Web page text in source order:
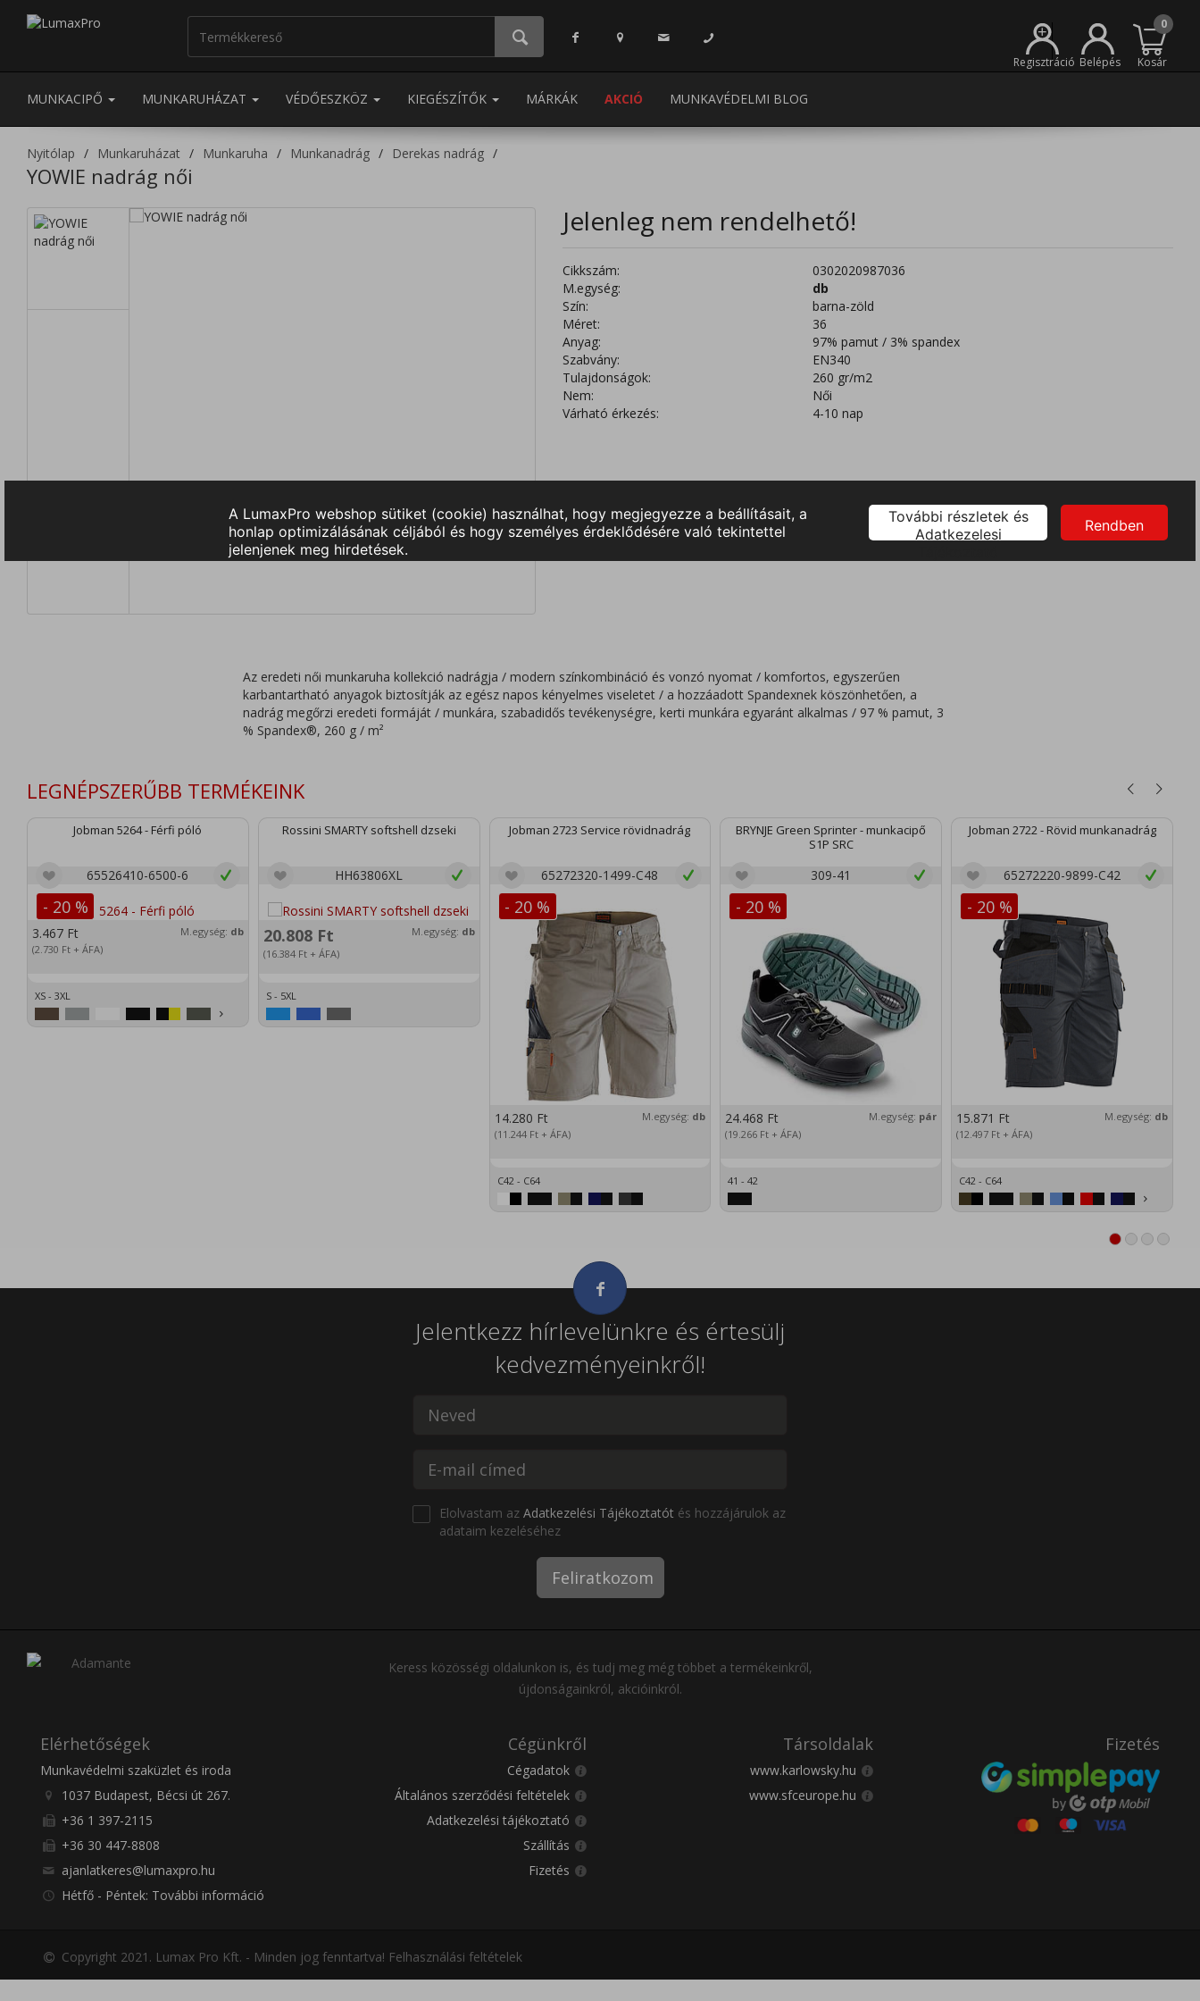
+
Regisztráció Belépés
0
Kosár
MUNKACIPŐ MUNKARUHÁZAT VÉDŐESZKÖZ KIEGÉSZÍTŐK MÁRKÁK AKCIÓ MUNKAVÉDELMI BLOG
Nyitólap Munkaruházat Munkaruha Munkanadrág Derekas nadrág
YOWIE nadrág női
Jelenleg nem rendelhető!
Cikkszám:
0302020987036
M.egység:
db
Szín:
barna-zöld
Méret:
36
Anyag:
97% pamut / 3% spandex
Szabvány:
EN340
Tulajdonságok:
260 gr/m2
Nem:
Női
Várható érkezés:
4-10 nap
Az eredeti női munkaruha kollekció nadrágja / modern színkombináció és vonzó nyomat / komfortos, egyszerűen
karbantartható anyagok biztosítják az egész napos kényelmes viseletet / a hozzáadott Spandexnek köszönhetően, a
nadrág megőrzi eredeti formáját / munkára, szabadidős tevékenységre, kerti munkára egyaránt alkalmas / 97 % pamut, 3
% Spandex®, 260 g / m²
LEGNÉPSZERŰBB TERMÉKEINK
Jobman 5264 - Férfi póló
65526410-6500-6
- 20 %
3.467 Ft
(2.730 Ft + ÁFA)
M.egység: db
XS - 3XL
Rossini SMARTY softshell dzseki
HH63806XL
20.808 Ft
(16.384 Ft+ ÁFA)
M.egység: db
S - 5XL
Jobman 2723 Service rövidnadrág
65272320-1499-C48
- 20 %
14.280 Ft
(11.244 Ft+ ÁFA)
M.egység: db
C42 - C64
BRYNJE Green Sprinter - munkacipő
S1P SRC
309-41
- 20 %
24.468 Ft
(19.266 Ft + ÁFA)
M.egység: pár
41 - 42
Jobman 2722 - Rövid munkanadrág
65272220-9899-C42
- 20 %
15.871 Ft
(12.497 Ft + ÁFA)
M.egység: db
C42 - C64
Jelentkezz hírlevelünkre és értesülj
kedvezményeinkről!
Elolvastam az Adatkezelési Tájékoztatót és hozzájárulok az
adataim kezeléséhez
Feliratkozom
Keress közösségi oldalunkon is, és tudj meg még többet a termékeinkről,
újdonságainkról, akcióinkról.
Elérhetőségek
Munkavédelmi szaküzlet és iroda
1037 Budapest, Bécsi út 267.
+36 1 397-2115
+36 30 447-8808
ajanlatkeres@lumaxpro.hu
Hétfő - Péntek: További információ
Cégünkről
Cégadatok
Általános szerződési feltételek
Adatkezelési tájékoztató
Szállítás
Fizetés
Társoldalak
www.karlowsky.hu
www.sfceurope.hu
Fizetés
Copyright 2021. Lumax Pro Kft. - Minden jog fenntartva! Felhasználási feltételek